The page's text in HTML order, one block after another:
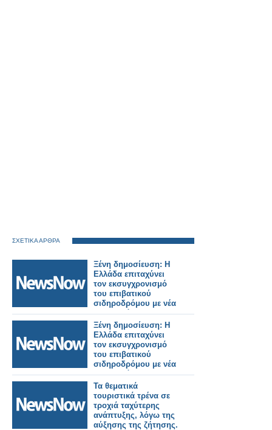
ΣΧΕΤΙΚΑ ΑΡΘΡΑ
Ξένη δημοσίευση: Η
Ελλάδα επιταχύνει
τον εκσυγχρονισμό
του επιβατικού
σιδηροδρόμου με νέα
ηλεκτρικά και
υβριδικά τρένα.
Ξένη δημοσίευση: Η
Ελλάδα επιταχύνει
τον εκσυγχρονισμό
του επιβατικού
σιδηροδρόμου με νέα
ηλεκτρικά και
υβριδικά τρένα.
Τα θεματικά
τουριστικά τρένα σε
τροχιά ταχύτερης
ανάπτυξης, λόγω της
αύξησης της ζήτησης.